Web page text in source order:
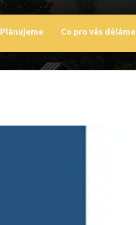
Plánujeme Co pro vás děláme